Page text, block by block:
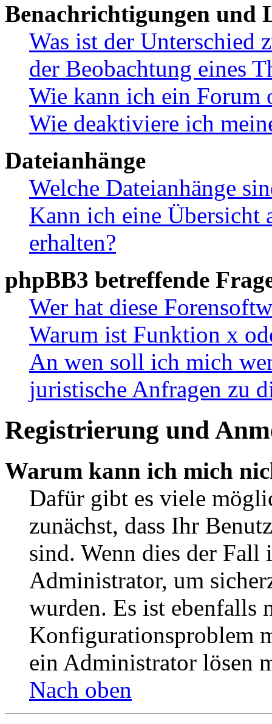
Benachrichtigungen und
Was ist der Unterschied
der Beobachtung eines
Wie kann ich ein Forum
Wie deaktiviere ich
Dateianhänge
Welche Dateianhänge
Kann ich eine Übersicht
erhalten?
phpBB3 betreffende
Wer hat diese
Warum ist Funktion x
An wen soll ich mich
juristische Anfragen zu
Registrierung und
Warum kann ich mich
Dafür gibt es viele
zunächst, dass Ihr
sind. Wenn dies der Fall
Administrator, um
wurden. Es ist ebenfalls
Konfigurationsproblem
ein Administrator lösen
Nach oben